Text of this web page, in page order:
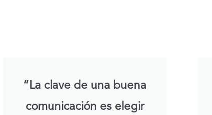
“La clave de una buena
comunicación es elegir